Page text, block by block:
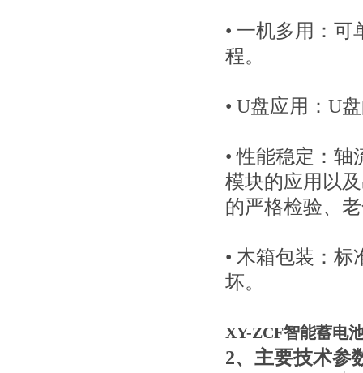
• 一机多用：
程。
• U盘应用：U
• 性能稳定： 轴
模块的应用以
的严格检验、
• 木箱包装：
坏。
XY-ZCF智能蓄电
2、主要技术参